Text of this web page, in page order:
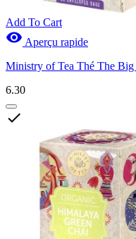
Add To Cart
 Aperçu rapide
Ministry of Tea Thé The Big
6.30
